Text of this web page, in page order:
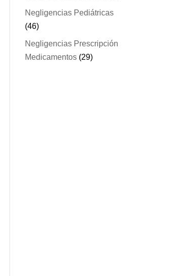
Negligencias Pediátricas
(46)
Negligencias Prescripción
Medicamentos (29)